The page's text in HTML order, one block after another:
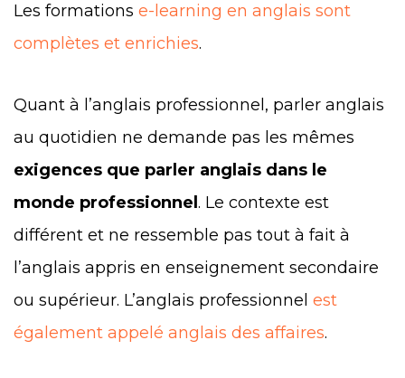
Les formations e-learning en anglais sont
complètes et enrichies.
Quant à l’anglais professionnel, parler anglais
au quotidien ne demande pas les mêmes
exigences que parler anglais dans le
monde professionnel . Le contexte est
différent et ne ressemble pas tout à fait à
l’anglais appris en enseignement secondaire
ou supérieur. L’anglais professionnel est
également appelé anglais des affaires.